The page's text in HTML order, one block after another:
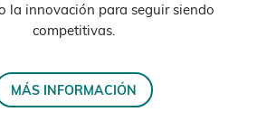
la innovación para seguir siendo
competitivas.
MÁS INFORMACIÓN